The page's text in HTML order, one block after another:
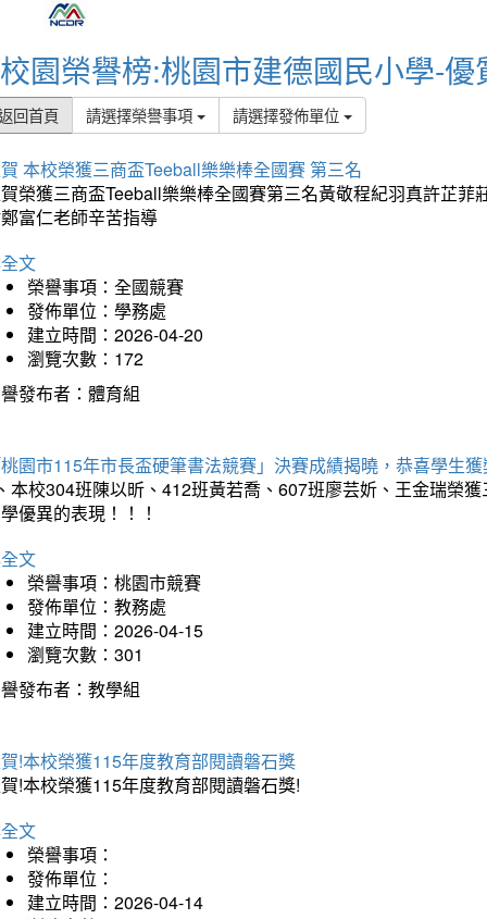
校園榮譽榜:桃園市建德國民小學-優
回首頁 請選擇榮譽事項 請選擇發佈單位
本校榮獲三商盃Teeball樂樂棒全國賽 第三名
榮獲三商盃Teeball樂樂棒全國賽第三名黃敬程紀羽真許芷
富仁老師辛苦指導
文
榮譽事項：全國競賽
發佈單位：學務處
建立時間：2026-04-20
瀏覽次數：172
發布者：體育組
園市115年市長盃硬筆書法競賽」決賽成績揭曉，恭喜學生
本校304班陳以昕、412班黃若喬、607班廖芸妡、王金瑞榮
優異的表現！！！
文
榮譽事項：桃園市競賽
發佈單位：教務處
建立時間：2026-04-15
瀏覽次數：301
發布者：教學組
!本校榮獲115年度教育部閱讀磐石獎
!本校榮獲115年度教育部閱讀磐石獎!
文
榮譽事項：
發佈單位：
建立時間：2026-04-14